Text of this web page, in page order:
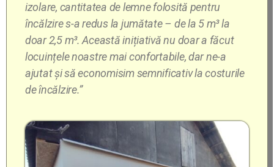
izolare, cantitatea de lemne folosită pentru
încălzire s-a redus la jumătate – de la 5 m³ la
doar 2,5 m³. Această inițiativă nu doar a făcut
locuințele noastre mai confortabile, dar ne-a
ajutat și să economisim semnificativ la costurile
de încălzire.”